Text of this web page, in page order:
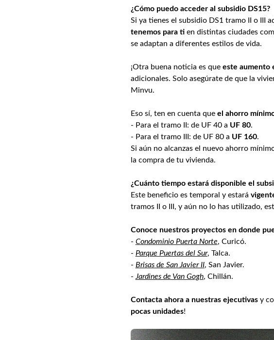
¿Cómo puedo acceder al subsidio DS15?
Si ya tienes el subsidio DS1 tramo II o III
tenemos para tien distintas ciudades
se adaptan a diferentes estilos de vida.
¡Otra buena noticia es que este aumento
adicionales. Solo asegúrate de que la
Minvu.
Eso sí, ten en cuenta que el ahorro
- Para el tramo II: de UF 40 a UF 80.
- Para el tramo III: de UF 80 a UF 160.
Si aún no alcanzas el nuevo ahorro
la compra de tu vivienda.
¿Cuánto tiempo estará disponible el
Este beneficio es temporal y estará
tramos II o III, y aún no lo has utilizado,
Conoce nuestros proyectos en donde
- Condominio Puerta Norte, Curicó.
- Parque Puertas del Sur, Talca.
- Brisas de San Javier II, San Javier.
- Jardines de Van Gogh, Chillán.
Contacta ahora a nuestras ejecutivasy
pocas unidades!